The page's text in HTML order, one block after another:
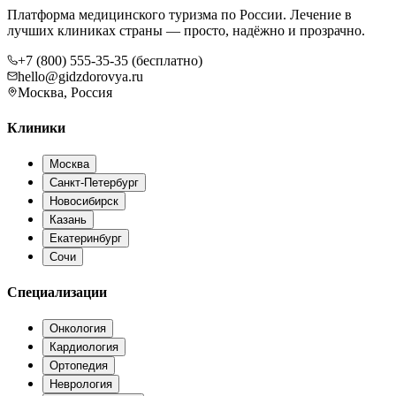
Платформа медицинского туризма по России. Лечение в
лучших клиниках страны — просто, надёжно и прозрачно.
+7 (800) 555-35-35 (бесплатно)
hello@gidzdorovya.ru
Москва, Россия
Клиники
Москва
Санкт-Петербург
Новосибирск
Казань
Екатеринбург
Сочи
Специализации
Онкология
Кардиология
Ортопедия
Неврология